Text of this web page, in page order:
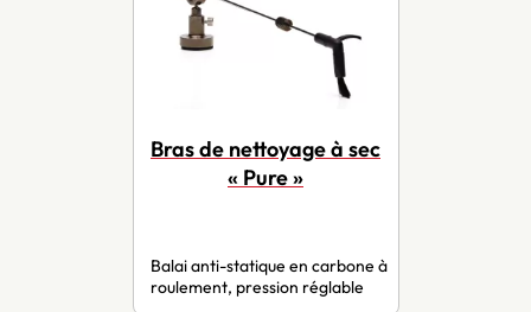
Bras de nettoyage à sec
« Pure »
Balai anti-statique en carbone à
roulement, pression réglable